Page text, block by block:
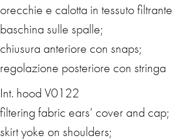
orecchie e calotta in tessuto
baschina sulle spalle;
chiusura anteriore con snaps;
regolazione posteriore con stringa
Int. hood V0122
filtering fabric ears’ cover and cap;
skirt yoke on shoulders;